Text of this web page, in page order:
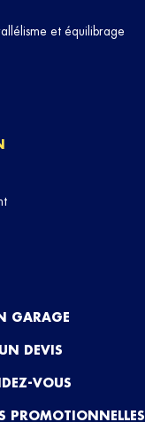
et équilibrage
GARAGE
DEVIS
VOUS
PROMOTIONNELLES